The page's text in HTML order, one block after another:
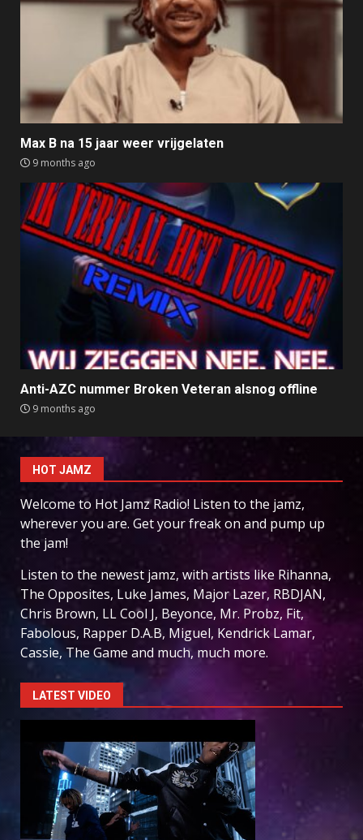
Max B na 15 jaar weer vrijgelaten
9 months ago
Anti-AZC nummer Broken Veteran alsnog offline
9 months ago
HOT JAMZ
Welcome to Hot Jamz Radio! Listen to the jamz,
wherever you are. Get your freak on and pump up
the jam!
Listen to the newest jamz, with artists like Rihanna,
The Opposites, Luke James, Major Lazer, RBDJAN,
Chris Brown, LL Cool J, Beyonce, Mr. Probz, Fit,
Fabolous, Rapper D.A.B, Miguel, Kendrick Lamar,
Cassie, The Game and much, much more.
LATEST VIDEO